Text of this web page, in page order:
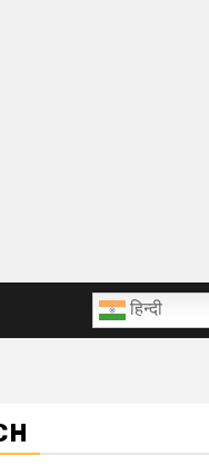
हिन्दी